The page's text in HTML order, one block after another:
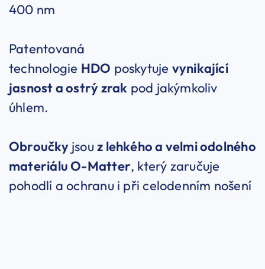
400 nm
Patentovaná
technologie HDO poskytuje vynikající
jasnost a ostrý zrak pod jakýmkoliv
úhlem.
Obroučkyjsouz lehkého a velmi odolného
materiálu O-Matter, který zaručuje
pohodlí a ochranu i při celodenním nošení